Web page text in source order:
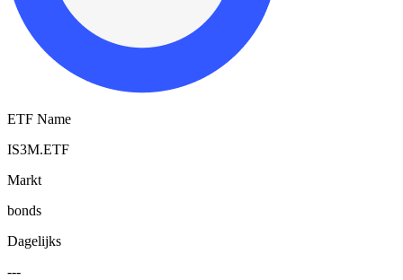
ETF Name
IS3M.ETF
Markt
bonds
Dagelijks
---